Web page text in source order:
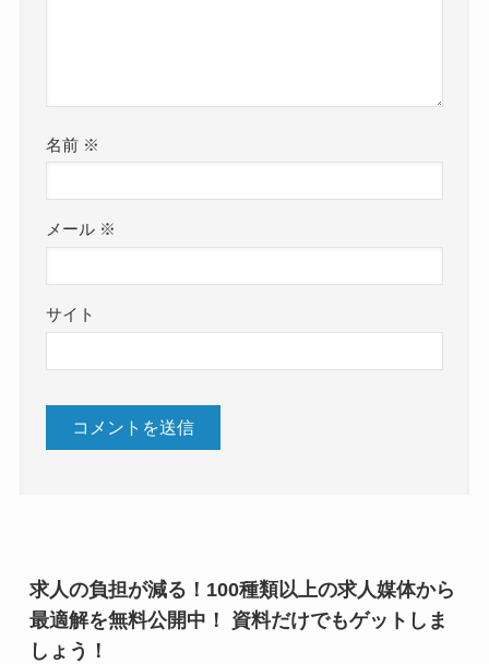
名前 ※
メール ※
サイト
求人の負担が減る！100種類以上の求人媒体から
最適解を無料公開中！ 資料だけでもゲットしま
しょう！